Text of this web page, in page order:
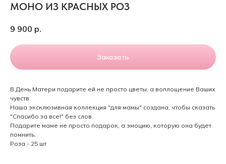
МОНО ИЗ КРАСНЫХ РОЗ
9 900 р.
Заказать
В День Матери подарите ей не просто цветы, а воплощение Ваших
чувств.
Наша эксклюзивная коллекция "для мамы" создана, чтобы сказать
"Спасибо за все!" без слов.
Подарите маме не просто подарок, а эмоцию, которую она будет
помнить.
Роза - 25 шт